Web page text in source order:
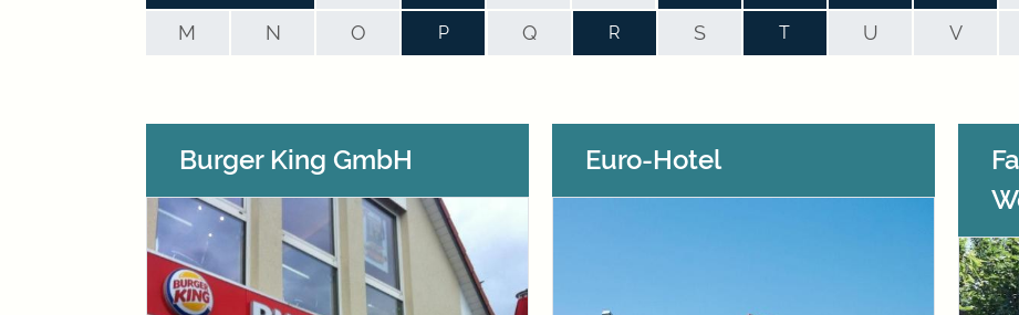
M N O P Q R S T U V
Burger King GmbH Euro-Hotel